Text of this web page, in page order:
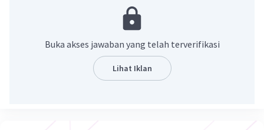
11 Oktober 2023 12:16
ya bener juga jawaban kamu
Buka akses jawaban yang telah terverifikasi
Lihat Iklan